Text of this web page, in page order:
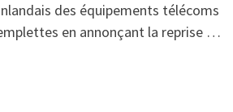
des équipements télécoms
en annonçant la reprise …